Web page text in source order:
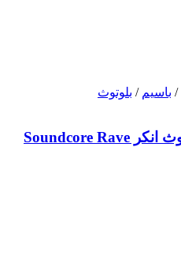
/ باسیم / بلوتوث
اسپیکر قابل حمل بلوتوث انکر Soundcore Rave